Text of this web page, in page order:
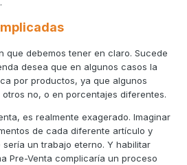
que debemos tener en claro. Sucede
desea que en algunos casos la
por productos, ya que algunos
no, o en porcentajes diferentes.
es realmente exagerado. Imaginar
de cada diferente artículo y
un trabajo eterno. Y habilitar
Pre-Venta complicaría un proceso